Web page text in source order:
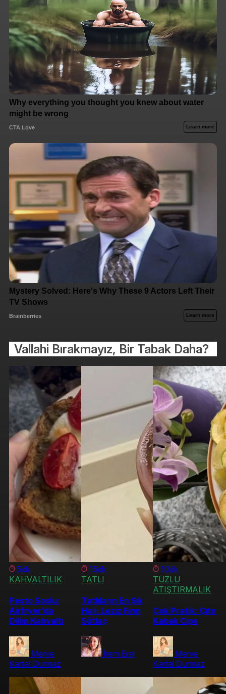
Vallahi Bırakmayız, Bir Tabak Daha?
5dk
KAHVALTILIK
Pesto Soslu:
Airfryer’da
Dilim Kahvaltı
Merve
Kartal Durmaz
15dk
TATLI
Tatlıların En Şık
Hali: Leziz Fırın
Sütlaç
İrem Erel
10dk
TUZLU
ATIŞTIRMALIK
Çok Pratik: Çıtır
Kabak Cips
Merve
Kartal Durmaz